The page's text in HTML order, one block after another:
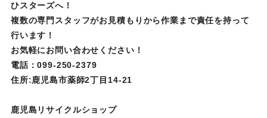
ひスターズへ！
複数の専門スタッフがお見積もりから作業まで責任を持って
行います！
お気軽にお問い合わせください！
電話：099-250-2379
住所:鹿児島市薬師2丁目14-21
鹿児島リサイクルショップ